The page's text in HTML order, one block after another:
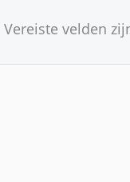
Vereiste velden